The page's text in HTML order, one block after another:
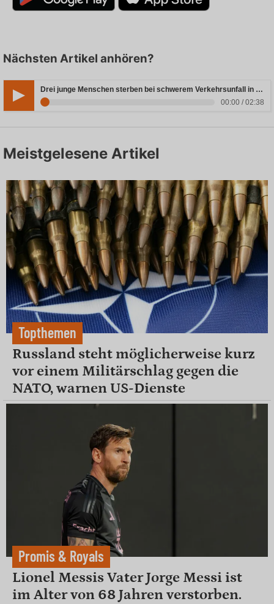
Nächsten Artikel anhören?
Drei junge Menschen sterben bei schwerem Verkehrsunfall in Rheinland-Pfalz
00:00 / 02:38
Meistgelesene Artikel
Topthemen
Russland steht möglicherweise kurz
vor einem Militärschlag gegen die
NATO, warnen US-Dienste
Promis & Royals
Lionel Messis Vater Jorge Messi ist
im Alter von 68 Jahren verstorben.